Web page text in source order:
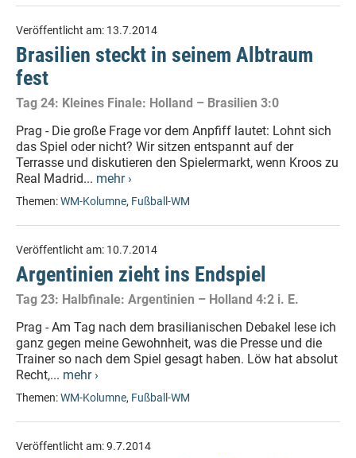
Veröffentlicht am: 13.7.2014
Brasilien steckt in seinem Albtraum
fest
Tag 24: Kleines Finale: Holland – Brasilien 3:0
Prag - Die große Frage vor dem Anpfiff lautet: Lohnt sich
das Spiel oder nicht? Wir sitzen entspannt auf der
Terrasse und diskutieren den Spielermarkt, wenn Kroos zu
Real Madrid... mehr ›
Themen:WM-Kolumne, Fußball-WM
Veröffentlicht am: 10.7.2014
Argentinien zieht ins Endspiel
Tag 23: Halbfinale: Argentinien – Holland 4:2 i. E.
Prag - Am Tag nach dem brasilianischen Debakel lese ich
ganz gegen meine Gewohnheit, was die Presse und die
Trainer so nach dem Spiel gesagt haben. Löw hat absolut
Recht,... mehr ›
Themen:WM-Kolumne, Fußball-WM
Veröffentlicht am:9.7.2014